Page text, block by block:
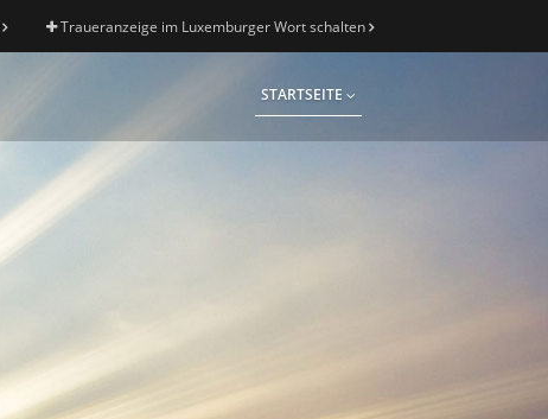
Traueranzeige im Luxemburger Wort schalten
STARTSEITE